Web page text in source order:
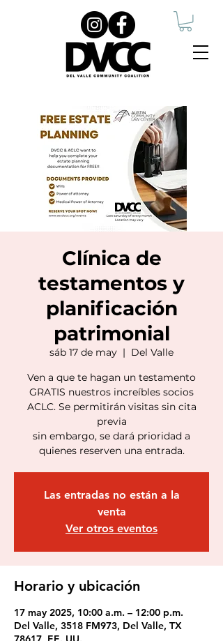
Clínica de
testamentos y
planificación
patrimonial
sáb 17 de may
  |
Del Valle
Ven a que te hagan un testamento
GRATIS nuestros increíbles socios
ACLC. Se permitirán visitas sin cita
previa
sin embargo, se dará prioridad a
quienes reserven una entrada.
Las entradas no están a la
venta
Ver otros eventos
Horario y ubicación
17 may 2025, 10:00 a.m. – 12:00 p.m.
Del Valle, 3518 FM973, Del Valle, TX